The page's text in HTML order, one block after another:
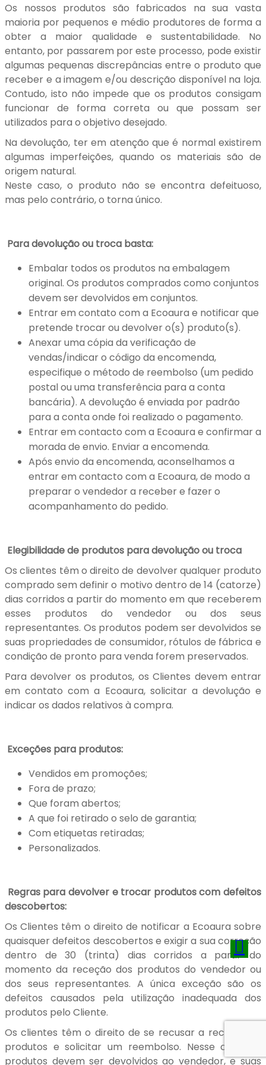
Os nossos produtos são fabricados na sua vasta
maioria por pequenos e médio produtores de forma a
obter a maior qualidade e sustentabilidade. No
entanto, por passarem por este processo, pode existir
algumas pequenas discrepâncias entre o produto que
receber e a imagem e/ou descrição disponível na loja.
Contudo, isto não impede que os produtos consigam
funcionar de forma correta ou que possam ser
utilizados para o objetivo desejado.
Na devolução, ter em atenção que é normal existirem
algumas imperfeições, quando os materiais são de
origem natural.
Neste caso, o produto não se encontra defeituoso,
mas pelo contrário, o torna único.
Para devolução ou troca basta:
Embalar todos os produtos na embalagem
original. Os produtos comprados como conjuntos
devem ser devolvidos em conjuntos.
Entrar em contato com a Ecoaura e notificar que
pretende trocar ou devolver o(s) produto(s).
Anexar uma cópia da verificação de
vendas/indicar o código da encomenda,
especifique o método de reembolso (um pedido
postal ou uma transferência para a conta
bancária). A devolução é enviada por padrão
para a conta onde foi realizado o pagamento.
Entrar em contacto com a Ecoaura e confirmar a
morada de envio. Enviar a encomenda.
Após envio da encomenda, aconselhamos a
entrar em contacto com a Ecoaura, de modo a
preparar o vendedor a receber e fazer o
acompanhamento do pedido.
Elegibilidade de produtos para devolução ou troca
Os clientes têm o direito de devolver qualquer produto
comprado sem definir o motivo dentro de 14 (catorze)
dias corridos a partir do momento em que receberem
esses produtos do vendedor ou dos seus
representantes. Os produtos podem ser devolvidos se
suas propriedades de consumidor, rótulos de fábrica e
condição de pronto para venda forem preservados.
Para devolver os produtos, os Clientes devem entrar
em contato com a Ecoaura, solicitar a devolução e
indicar os dados relativos à compra.
Exceções para produtos:
Vendidos em promoções;
Fora de prazo;
Que foram abertos;
A que foi retirado o selo de garantia;
Com etiquetas retiradas;
Personalizados.
Regras para devolver e trocar produtos com defeitos
descobertos:
Os Clientes têm o direito de notificar a Ecoaura sobre
quaisquer defeitos descobertos e exigir a sua correção
dentro de 30 (trinta) dias corridos a partir do
momento da receção dos produtos do vendedor ou
dos seus representantes. A única exceção são os
defeitos causados pela utilização inadequada dos
produtos pelo Cliente.
Os clientes têm o direito de se recusar a receber os
produtos e solicitar um reembolso. Nesse caso, os
produtos devem ser devolvidos ao vendedor, e suas